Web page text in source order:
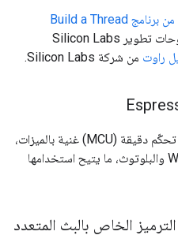
إصدارًا جديدًا من برنامج Build a Thread
الذي يستخدم لوحات تطوير Silicon Labs
راوت من شركة Silicon Labs.
هي وحدة تحكّم دقيقة (MCU) غنية بالميزات،
وتتضمّن إمكانية الاتصال بشبكة Wi-Fi والبلوتوث، ما يتيح استخدامها
الخاص بالبث المتعدد